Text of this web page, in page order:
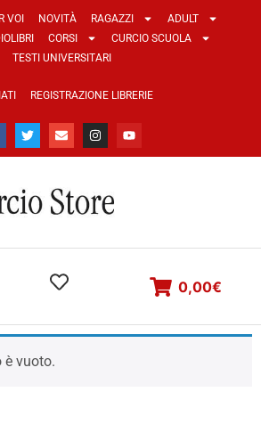
VOI NOVITÀ RAGAZZI
ADULT
CORSI
CURCIO SCUOLA
TESTI UNIVERSITARI
REGISTRAZIONE LIBRERIE
0,00€
è vuoto.